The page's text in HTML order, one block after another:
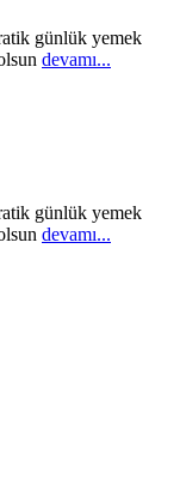
günlük yemek
devamı...
günlük yemek
devamı...